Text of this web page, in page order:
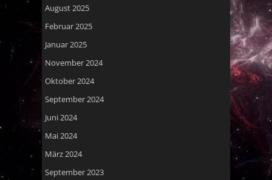
August 2025
Februar 2025
Januar 2025
November 2024
Oktober 2024
September 2024
Juni 2024
Mai 2024
März 2024
September 2023